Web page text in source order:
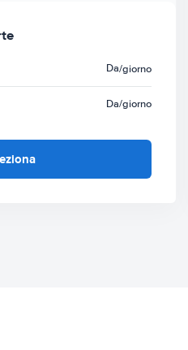
Da/giorno
Da/giorno